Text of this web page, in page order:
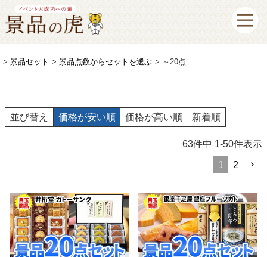
景品セット 景品点数からセットを選ぶ ～20点
並び替え 価格が安い順 価格が高い順 新着順
63件中 1-50件表示
1
2